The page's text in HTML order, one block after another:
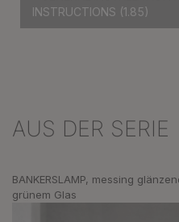
INSTRUCTIONS (1.85)
Produktgalerie überspringen
AUS DER SERIE
BANKERSLAMP, messing
grünem Glas